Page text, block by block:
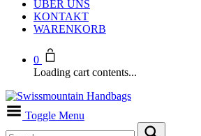
ÜBER UNS
KONTAKT
WARENKORB
0
Loading cart contents...
Toggle Menu